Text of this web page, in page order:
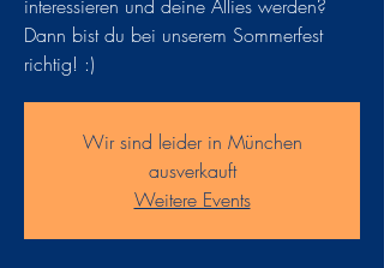
interessieren und deine Allies werden?
Dann bist du bei unserem Sommerfest
richtig! :)
Wir sind leider in München
ausverkauft
Weitere Events